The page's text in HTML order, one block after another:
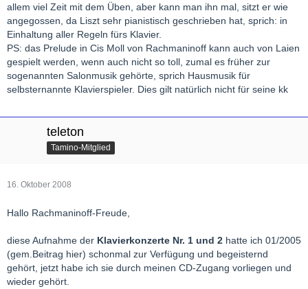
LG florian
allem viel Zeit mit dem Üben, aber kann man ihn mal, sitzt er wie
angegossen, da Liszt sehr pianistisch geschrieben hat, sprich: in
Einhaltung aller Regeln fürs Klavier.
PS: das Prelude in Cis Moll von Rachmaninoff kann auch von Laien
gespielt werden, wenn auch nicht so toll, zumal es früher zur
sogenannten Salonmusik gehörte, sprich Hausmusik für
selbsternannte Klavierspieler. Dies gilt natürlich nicht für seine kk
teleton
Tamino-Mitglied
16. Oktober 2008
Hallo Rachmaninoff-Freude,
diese Aufnahme der Klavierkonzerte Nr. 1 und 2 hatte ich 01/2005
(gem.Beitrag hier) schonmal zur Verfügung und begeisternd
gehört, jetzt habe ich sie durch meinen CD-Zugang vorliegen und
wieder gehört.